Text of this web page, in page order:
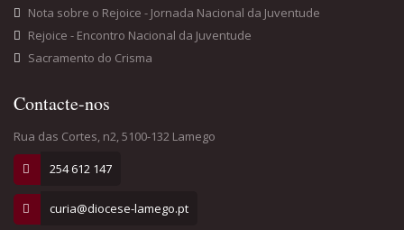
Nota sobre o Rejoice - Jornada Nacional da Juventude
Rejoice - Encontro Nacional da Juventude
Sacramento do Crisma
Contacte-nos
Rua das Cortes, n2, 5100-132 Lamego
254 612 147
curia@diocese-lamego.pt